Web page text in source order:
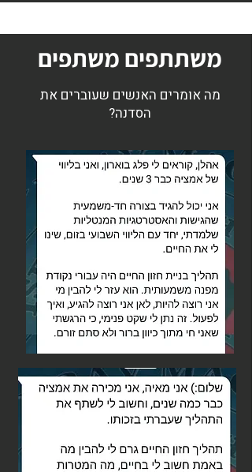
משתתפים משתפים
מה אומרים האנשים שעוברים את
הסדנה?